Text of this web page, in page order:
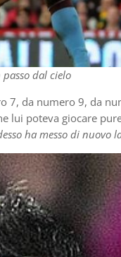
dal cielo
7, da numero 9, da
lui poteva giocare
ha messo di nuovo